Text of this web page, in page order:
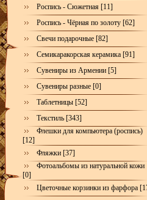
Роспись - Сюжетная [11]
Роспись - Чёрная по золоту [62]
Свечи подарочные [82]
Семикаракорская керамика [91]
Сувениры из Армении [5]
Сувениры разные [0]
Таблетницы [52]
Текстиль [343]
Флешки для компьютера (роспись)
[12]
Фляжки [37]
Фотоальбомы из натуральной кожи
[0]
Цветочные корзинки из фарфора